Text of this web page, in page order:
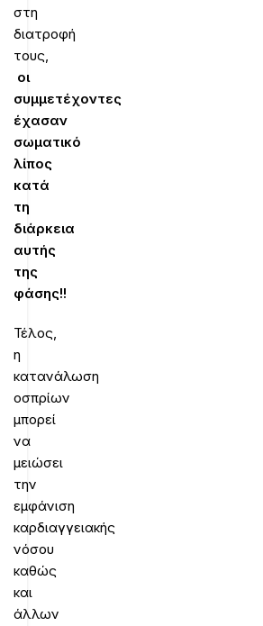
στη
διατροφή
τους,
οι
συμμετέχοντες
έχασαν
σωματικό
λίπος
κατά
τη
διάρκεια
αυτής
της
φάσης!!
Τέλος,
η
κατανάλωση
οσπρίων
μπορεί
να
μειώσει
την
εμφάνιση
καρδιαγγειακής
νόσου
καθώς
και
άλλων